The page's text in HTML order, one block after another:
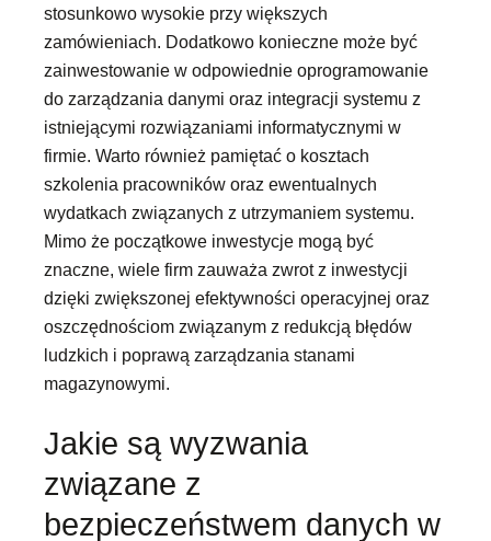
stosunkowo wysokie przy większych
zamówieniach. Dodatkowo konieczne może być
zainwestowanie w odpowiednie oprogramowanie
do zarządzania danymi oraz integracji systemu z
istniejącymi rozwiązaniami informatycznymi w
firmie. Warto również pamiętać o kosztach
szkolenia pracowników oraz ewentualnych
wydatkach związanych z utrzymaniem systemu.
Mimo że początkowe inwestycje mogą być
znaczne, wiele firm zauważa zwrot z inwestycji
dzięki zwiększonej efektywności operacyjnej oraz
oszczędnościom związanym z redukcją błędów
ludzkich i poprawą zarządzania stanami
magazynowymi.
Jakie są wyzwania
związane z
bezpieczeństwem danych w